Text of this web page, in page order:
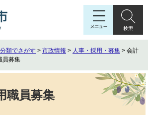
分類でさがす > 市政情報 > 人事・採用・募集 > 会計
員募集
職員募集